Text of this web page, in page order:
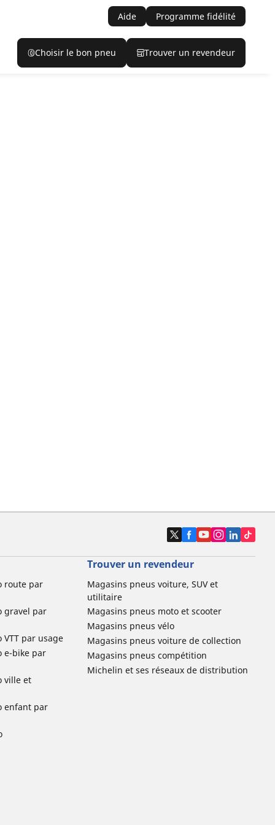
Aide Programme fidélité
Choisir le bon pneu Trouver un revendeur
route par
gravel par
par usage
e-bike par
ville et
enfant par
Trouver un revendeur
Magasins pneus voiture, SUV et
utilitaire
Magasins pneus moto et scooter
Magasins pneus vélo
Magasins pneus voiture de collection
Magasins pneus compétition
Michelin et ses réseaux de distribution